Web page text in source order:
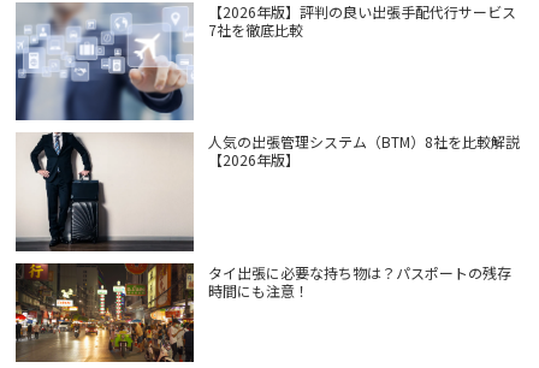
【2026年版】評判の良い出張手配代行サービス
7社を徹底比較
人気の出張管理システム（BTM）8社を比較解説
【2026年版】
タイ出張に必要な持ち物は？パスポートの残存
時間にも注意！